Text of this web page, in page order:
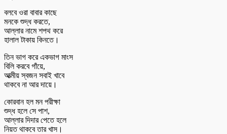
বলবে ওরা বাবার কাছে
মনকে শুদ্ধ করতে,
আল্লার নামে শপথ করে
হালাল টাকায় কিনতে।
তিন ভাগ করে একভাগ মাংস
বিলি করবে গাঁয়ে,
আত্মীয় স্বজন সবাই খাবে
থাকবে না আর দায়ে।
কোরবান হল মন পরীক্ষা
শুদ্ধ হলে সে পাশ,
আল্লার দিদার পেতে হলে
নিয়ত থাকবে তার খাস।